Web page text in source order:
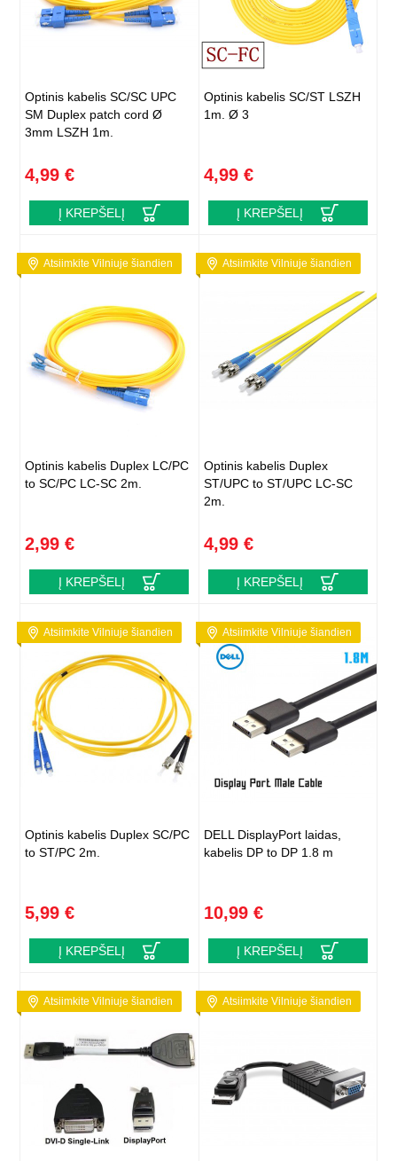
Optinis kabelis SC/SC UPC
SM Duplex patch cord Ø
3mm LSZH 1m.
4,99 €
Į KREPŠELĮ
Optinis kabelis SC/ST LSZH
1m. Ø 3
4,99 €
Į KREPŠELĮ
Atsiimkite Vilniuje šiandien
Optinis kabelis Duplex LC/PC
to SC/PC LC-SC 2m.
2,99 €
Į KREPŠELĮ
Atsiimkite Vilniuje šiandien
Optinis kabelis Duplex
ST/UPC to ST/UPC LC-SC
2m.
4,99 €
Į KREPŠELĮ
Atsiimkite Vilniuje šiandien
Optinis kabelis Duplex SC/PC
to ST/PC 2m.
5,99 €
Į KREPŠELĮ
Atsiimkite Vilniuje šiandien
DELL DisplayPort laidas,
kabelis DP to DP 1.8 m
10,99 €
Į KREPŠELĮ
Atsiimkite Vilniuje šiandien Atsiimkite Vilniuje šiandien